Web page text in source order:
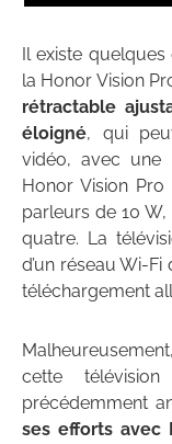
Il existe
la Honor Vision
rétractable
éloigné, qui
vidéo, avec une
Honor Vision
parleurs de 10
quatre. La
d’un réseau Wi-
téléchargement
cette
précédemment
ses efforts avec